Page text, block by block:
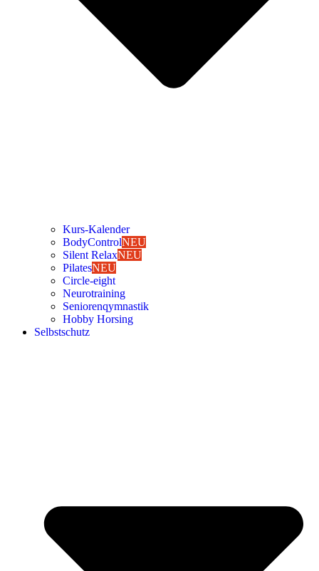
Kurs-Kalen­­der
Body­Con­trolNEU
Silent RelaxNEU
Pila­tesNEU
Cir­cle-eight
Neu­ro­trai­ning
Senio­ren­qym­nas­tik
Hob­by Hor­sing
Selbst­schutz